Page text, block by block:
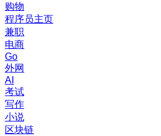
购物
程序员主页
兼职
电商
Go
外网
AI
考试
写作
小说
区块链